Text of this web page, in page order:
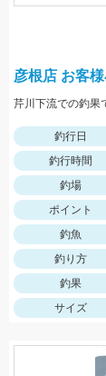
彦根店 お客
釣行日
釣行時間
釣場
ポイント
釣魚
釣り方
釣果
サイズ